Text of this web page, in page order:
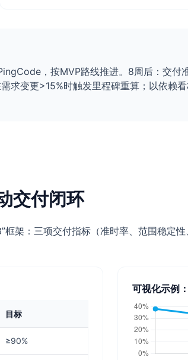
，按MVP路线推进。8周后：交付
求变更>15%时触发里程碑重算；以依赖
交付闭环
框架：三项交付指标（准时率、范围稳定
目标
≥90%
可视化示例